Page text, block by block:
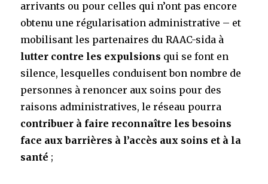
arrivants ou pour celles qui n’ont pas encore
obtenu une régularisation administrative – et
mobilisant les partenaires du RAAC-sida à
lutter contre les expulsions qui se font en
silence, lesquelles conduisent bon nombre de
personnes à renoncer aux soins pour des
raisons administratives, le réseau pourra
contribuer à faire reconnaître les besoins
face aux barrières à l’accès aux soins et à la
santé ;